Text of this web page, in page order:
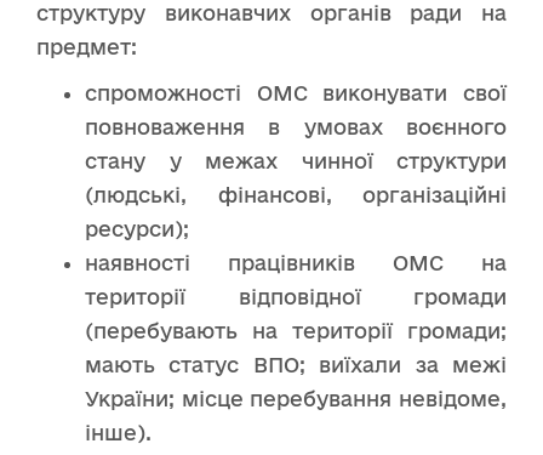
структуру виконавчих органів ради на
предмет:
спроможності ОМС виконувати свої
повноваження в умовах воєнного
стану у межах чинної структури
(людські, фінансові, організаційні
ресурси);
наявності працівників ОМС на
території відповідної громади
(перебувають на території громади;
мають статус ВПО; виїхали за межі
України; місце перебування невідоме,
інше).